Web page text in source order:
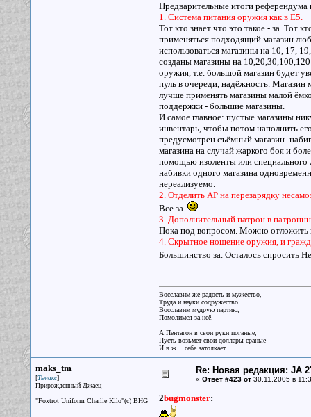
Предварительные итоги
1. Система питания оружия как в E5.
Тот кто знает что это такое - за. Тот
применяться подходящий магазин
использоваться магазины на 10, 17,
созданы магазины на
оружия, т.е. большой магазин будет
пуль в очереди, надёжность. Магазин
лучше применять магазины малой
поддержки - большие магазины.
И самое главное: пустые магазины
инвентарь, чтобы потом наполнить
предусмотрен съёмный магазин-
магазина на случай жаркого боя и
помощью изоленты или специального
набивки одного магазина
нереализуемо.
2. Отделить AP на перезарядку
Все за.
3. Дополнительный патрон в
Пока под вопросом. Можно отложить
4. Скрытное ношение оружия, и
Большинство за. Осталось спросить
Восславим же радость и мужество,
Труда и науки содружество
Восславим мудрую партию,
Помолимся за неё.
А Пентагон в свои руки поганые,
Пусть возьмёт свои доллары сраные
И в ж... себе затолкает
maks_tm
[Тьмакс]
Прирожденный Джаец
"Foxtrot Uniform Charlie Kilo"(с) BHG
Re: Новая редакция: JA
« Ответ #423 от30.11.2005 в
2bugmonster: